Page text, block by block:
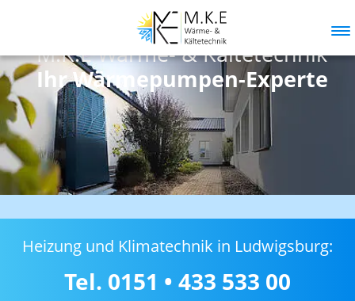
Springe direkt zu:
Hauptmenü
Inhalt
M.K.E Wärme- & Kältetechnik
Ihr Wärmepumpen-Experte
Heizung und Klimatechnik in Ludwigsburg:
Tel. 0151 • 433 533 00